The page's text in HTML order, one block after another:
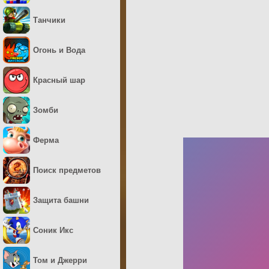
Танчики
Огонь и Вода
Красный шар
Зомби
Ферма
Поиск предметов
Защита башни
Соник Икс
Том и Джерри